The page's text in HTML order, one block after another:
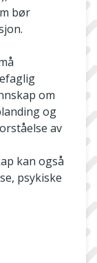
bør
om
og
av
kan også
psykiske